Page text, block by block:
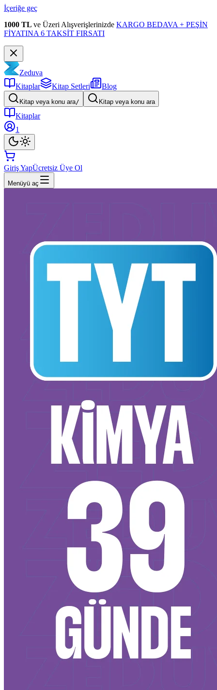
İçeriğe geç
1000 TL ve Üzeri Alışverişlerinizde KARGO BEDAVA + PEŞİN
FİYATINA 6 TAKSİT FIRSATI
Zeduva
Kitaplar
Kitap Setleri Blog
Kitap veya konu ara/ Kitap veya konu ara
Kitaplar
1
Giriş YapÜcretsiz Üye Ol
Menüyü aç